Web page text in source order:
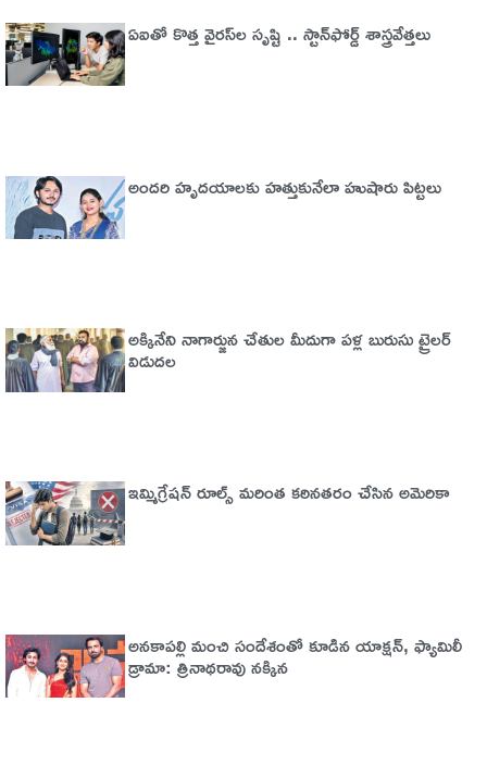
ఏఐతో కొత్త వైరస్‌ల సృష్టి .. స్టాన్‌ఫోర్డ్‌ శాస్త్రవేత్తలు
అందరి హృదయాలకు హత్తుకునేలా హుషారు పిట్టలు
అక్కినేని నాగార్జున చేతుల మీదుగా పళ్ల బురుసు ట్రైలర్‌
విడుదల
ఇమ్మిగ్రేషన్‌ రూల్స్‌ మరింత కఠినతరం చేసిన అమెరికా
అనకాపల్లి మంచి సందేశంతో కూడిన యాక్షన్, ఫ్యామిలీ
డ్రామా: త్రినాథరావు నక్కిన